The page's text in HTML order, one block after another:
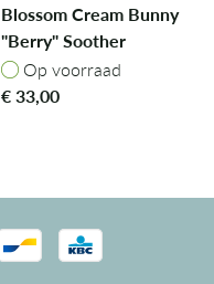
Blossom Cream Bunny
"Berry" Soother
Op voorraad
Op voorraad
€33,00